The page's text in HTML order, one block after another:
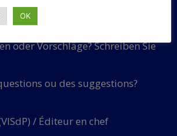
oder Vorschläge? Schreiben Sie
ou des suggestions?
/ Éditeur en chef
OK